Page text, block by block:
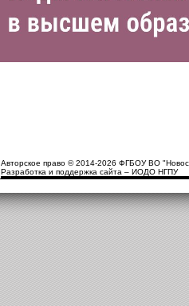
Авторское право © 2014-2026 ФГБОУ ВО
Разработка и поддержка сайта – ИОДО НГПУ